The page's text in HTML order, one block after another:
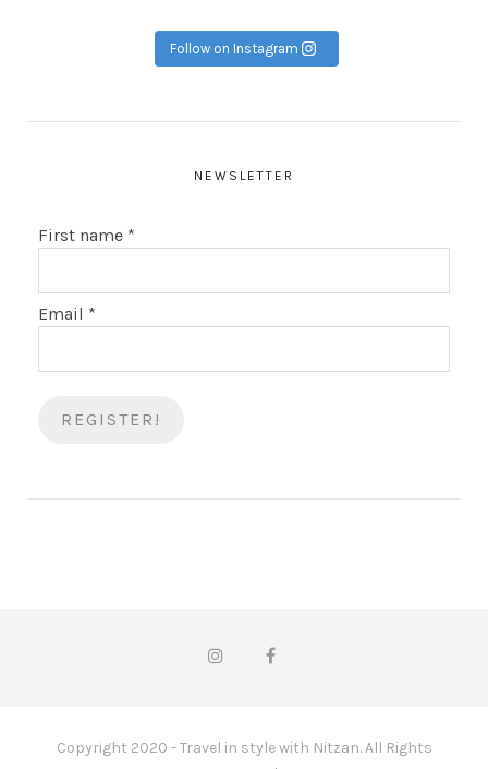
Follow on Instagram
NEWSLETTER
First name *
Email *
Copyright 2020 - Travel in style with Nitzan. All Rights